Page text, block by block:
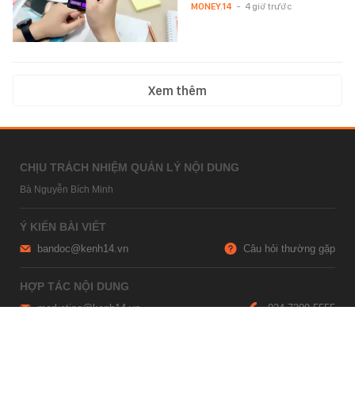
MONEY.14 - 4 giờ trước
Xem thêm
CHỊU TRÁCH NHIỆM QUẢN LÝ NỘI DUNG
Bà Nguyễn Bích Minh
Ý KIẾN BÀI VIẾT
bandoc@kenh14.vn Câu hỏi thường gặp
HỢP TÁC NỘI DUNG
marketing@kenh14.vn 024 7309 5555